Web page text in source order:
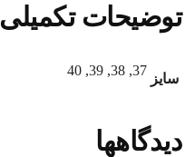
توضیحات تکمیلی
سایز
37, 38, 39, 40
دیدگاهها